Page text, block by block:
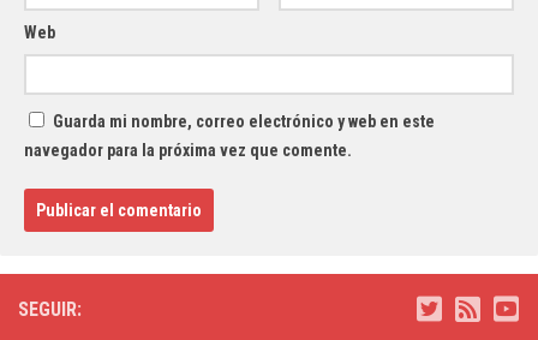
Web
Guarda mi nombre, correo electrónico y web en este
navegador para la próxima vez que comente.
SEGUIR: